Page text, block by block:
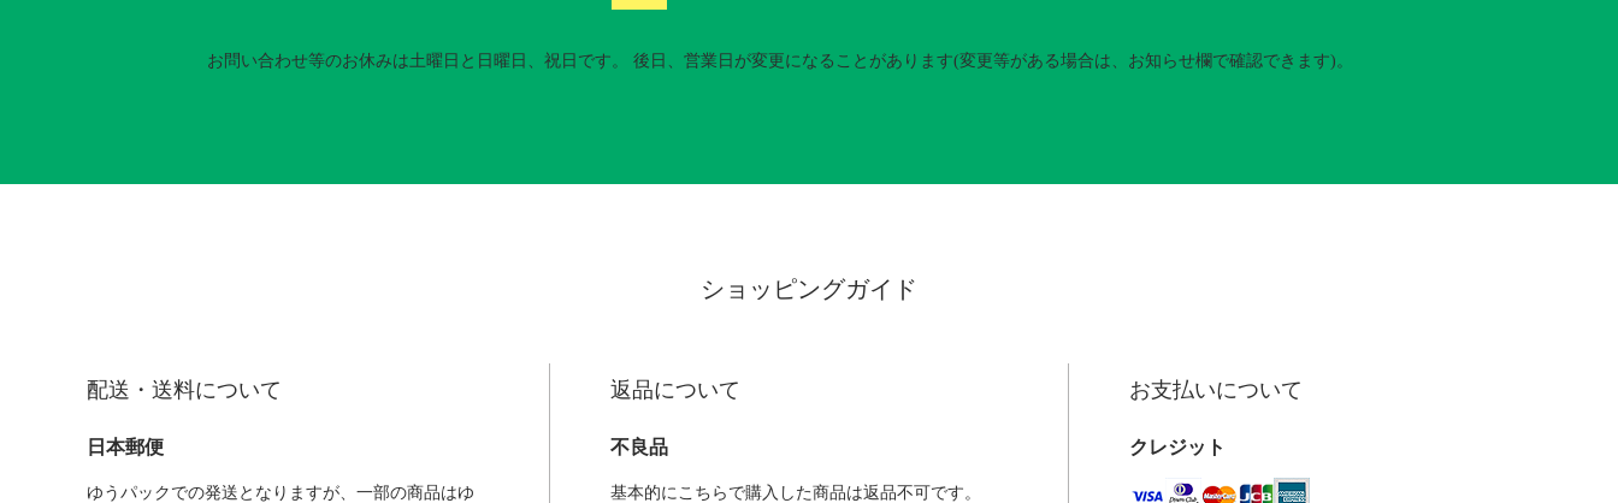
お問い合わせ等のお休みは土曜日と日曜日、祝日です。 後日、営業日が変更になることがあります(変更等がある場合は、お知らせ欄で確認できます)。
ショッピングガイド
配送・送料について
日本郵便
ゆうパックでの発送となりますが、一部の商品はゆ
返品について
不良品
基本的にこちらで購入した商品は返品不可です。
お支払いについて
クレジット